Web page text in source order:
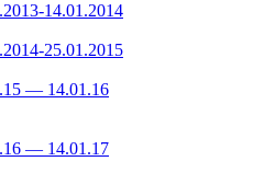
14.01.2014
25.01.2015
— 14.01.16
— 14.01.17